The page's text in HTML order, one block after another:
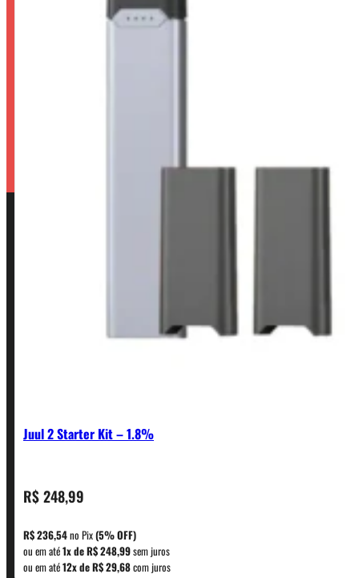
Juul 2 Starter Kit – 1.8%
R$248,99
R$236,54no Pix(5% OFF)
ou em até1x deR$248,99sem juros
ou em até12x deR$29,68com juros
CONTATO
WhatsApp: (11) 5229-0120